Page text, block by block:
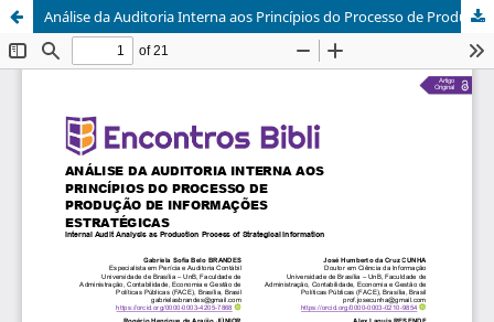
Análise da Auditoria Interna aos Princípios do Processo de Produção de Informações Estratégicas